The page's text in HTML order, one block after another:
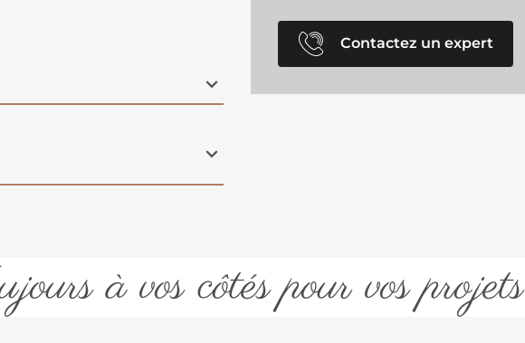
Contactez un expert
à vos côtés pour vos projets